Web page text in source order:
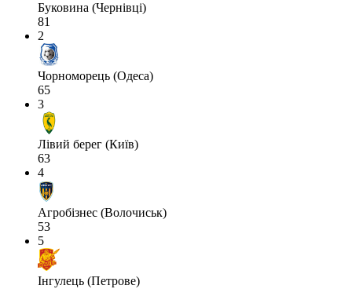
Буковина (Чернівці)
81
2
Чорноморець (Одеса)
65
3
Лівий берег (Київ)
63
4
Агробізнес (Волочиськ)
53
5
Інгулець (Петрове)